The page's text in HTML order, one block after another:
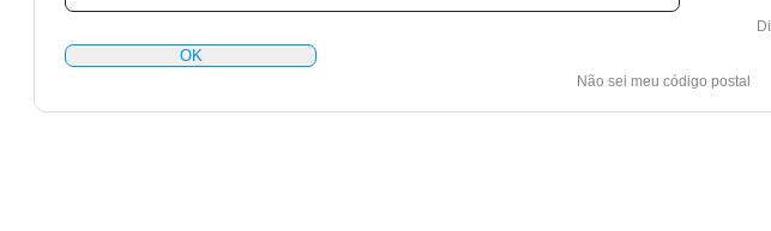
OK
Não sei meu código postal